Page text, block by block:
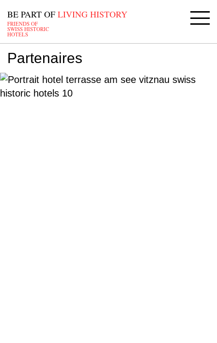
BE PART OF LIVING HISTORY
FRIENDS OF
SWISS HISTORIC
HOTELS
Partenaires